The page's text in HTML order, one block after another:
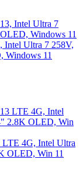
Intel Ultra 7 258V,
Windows 11
LTE 4G, Intel Ultra
OLED, Win 11